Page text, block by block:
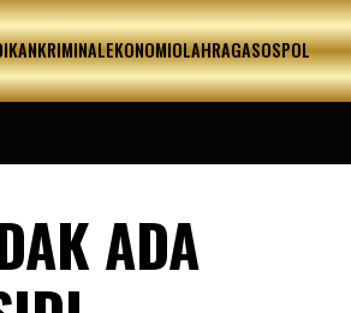
KRIMINALEKONOMIOLAHRAGASOSPOL
ADA